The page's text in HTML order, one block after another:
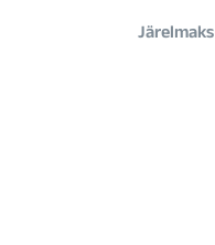
Järelmaks